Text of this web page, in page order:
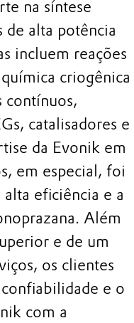
na síntese
de alta potência
incluem reações
criogênica
contínuos,
catalisadores e
da Evonik em
em especial, foi
eficiência e a
Além
e de um
os clientes
e o
com a